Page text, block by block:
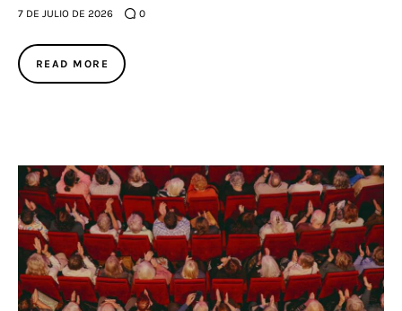
7 DE JULIO DE 2026 0
READ MORE